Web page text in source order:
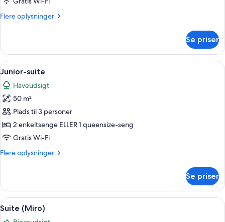
Flere oplysninger
Flere
suite
tårn
Se priser
Indlæs
alle
billeder
af
Junior-
suite
Premium-sengetøj, dundyner,
4
Junior-suite
Haveudsigt
50 m²
Plads til 3 personer
2 enkeltsenge ELLER 1 queensize-seng
Gratis Wi-Fi
Flere oplysninger
Flere
suite
Se priser
Indlæs
alle
Suite (Miro) | Premium-sengetøj,
20
Suite (Miro)